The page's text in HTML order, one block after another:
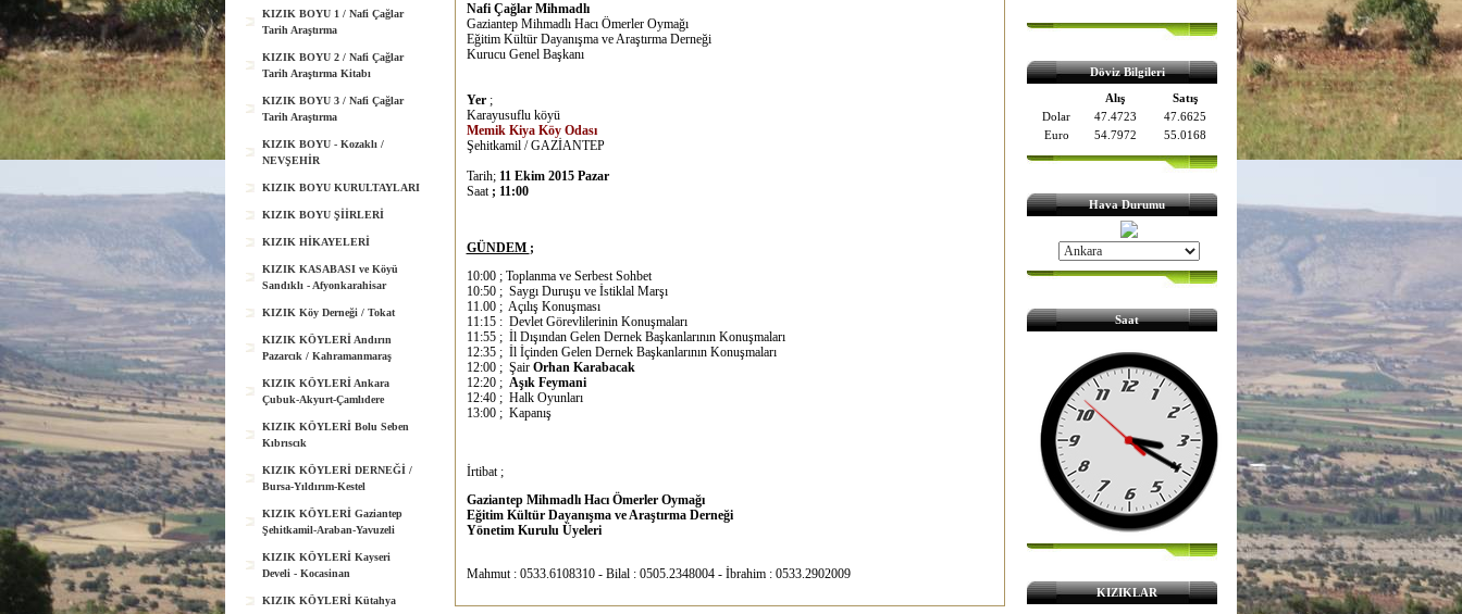
KIZIK BOYU 1 / Nafi Çağlar
Tarih Araştırma
KIZIK BOYU 2 / Nafi Çağlar
Tarih Araştırma Kitabı
KIZIK BOYU 3 / Nafi Çağlar
Tarih Araştırma
KIZIK BOYU - Kozaklı /
NEVŞEHİR
KIZIK BOYU KURULTAYLARI
KIZIK BOYU ŞİİRLERİ
KIZIK HİKAYELERİ
KIZIK KASABASI ve Köyü
Sandıklı - Afyonkarahisar
KIZIK Köy Derneği / Tokat
KIZIK KÖYLERİ Andırın
Pazarcık / Kahramanmaraş
KIZIK KÖYLERİ Ankara
Çubuk-Akyurt-Çamlıdere
KIZIK KÖYLERİ Bolu Seben
Kıbrıscık
KIZIK KÖYLERİ DERNEĞİ /
Bursa-Yıldırım-Kestel
KIZIK KÖYLERİ Gaziantep
Şehitkamil-Araban-Yavuzeli
KIZIK KÖYLERİ Kayseri
Develi - Kocasinan
KIZIK KÖYLERİ Kütahya
Nafi Çağlar Mihmadlı
Gaziantep Mihmadlı Hacı Ömerler Oymağı
Eğitim Kültür Dayanışma ve Araştırma Derneği
Kurucu Genel Başkanı
Yer;
Karayusuflu köyü
Memik Kiya Köy Odası
Şehitkamil / GAZİANTEP
Tarih; 11 Ekim 2015 Pazar
Saat; 11:00
GÜNDEM ;
10:00 ; Toplanma ve Serbest Sohbet
10:50 ; Saygı Duruşu ve İstiklal Marşı
11.00 ; Açılış Konuşması
11:15 : Devlet Görevlilerinin Konuşmaları
11:55 ; İl Dışından Gelen Dernek Başkanlarının Konuşmaları
12:35 ; İl İçinden Gelen Dernek Başkanlarının Konuşmaları
12:00 ; Şair Orhan Karabacak
12:20 ; Aşık Feymani
12:40 ; Halk Oyunları
13:00 ; Kapanış
İrtibat ;
Gaziantep Mihmadlı Hacı Ömerler Oymağı
Eğitim Kültür Dayanışma ve Araştırma Derneği
Yönetim Kurulu Üyeleri
Mahmut : 0533.6108310 - Bilal : 0505.2348004 - İbrahim : 0533.2902009
Döviz Bilgileri
Alış
Satış
Dolar
47.4723
47.6625
Euro
54.7972 55.0168
Hava Durumu
Saat
KIZIKLAR